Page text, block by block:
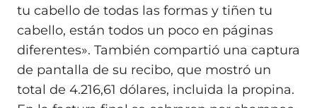
tu cabello de todas las formas y tiñen tu
cabello, están todos un poco en páginas
diferentes». También compartió una captura
de pantalla de su recibo, que mostró un
total de 4.216,61 dólares, incluida la propina.